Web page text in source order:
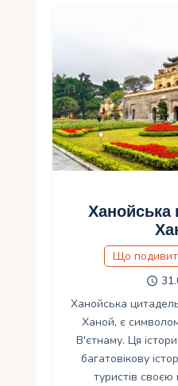
Ханойська
Що
Ханойська
Ханой, є символом
В'єтнаму. Ця
багатовікову
туристів